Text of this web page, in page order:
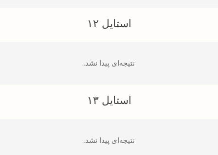
استایل ۱۲
نتیجه‌ای پیدا نشد.
استایل ۱۳
نتیجه‌ای پیدا نشد.